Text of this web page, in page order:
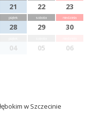
21 22 23
piątek
28
sobota
29
niedziela
30
04 05 06
w Szczecinie